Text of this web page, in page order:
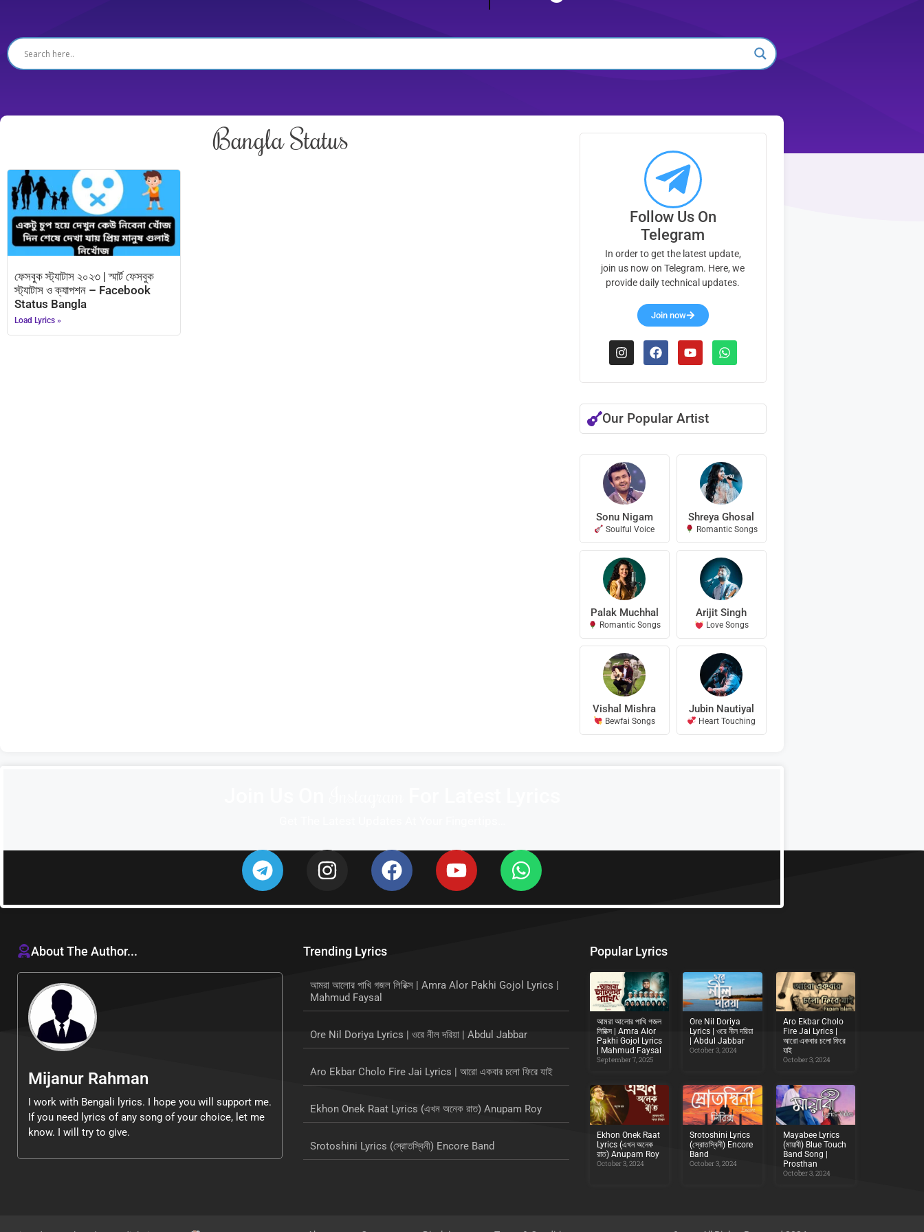
Bangla Status
ফেসবুক স্ট্যাটাস ২০২৩ | স্মার্ট ফেসবুক
স্ট্যাটাস ও ক্যাপশন – Facebook
Status Bangla
Load Lyrics »
Follow Us On
Telegram
In order to get the latest update,
join us now on Telegram. Here, we
provide daily technical updates.
Join now
Our Popular Artist
Sonu Nigam
Soulful Voice
Shreya Ghosal
Romantic Songs
Palak Muchhal
Romantic Songs
Arijit Singh
Love Songs
Vishal Mishra
Bewfai Songs
Jubin Nautiyal
Heart Touching
About The Author...
Mijanur Rahman
I work with Bengali lyrics. I hope you will support me.
If you need lyrics of any song of your choice, let me
know. I will try to give.
Trending Lyrics
আমরা আলোর পাখি গজল লিরিক্স | Amra Alor Pakhi Gojol Lyrics |
Mahmud Faysal
Ore Nil Doriya Lyrics | ওরে নীল দরিয়া | Abdul Jabbar
Aro Ekbar Cholo Fire Jai Lyrics | আরো একবার চলো ফিরে যাই
Ekhon Onek Raat Lyrics (এখন অনেক রাত) Anupam Roy
Srotoshini Lyrics (স্রোতস্বিনী) Encore Band
Popular Lyrics
আমরা আলোর পাখি গজল
লিরিক্স | Amra Alor
Pakhi Gojol Lyrics
| Mahmud Faysal
September 7, 2025
Ore Nil Doriya
Lyrics | ওরে নীল দরিয়া
| Abdul Jabbar
October 3, 2024
Aro Ekbar Cholo
Fire Jai Lyrics |
আরো একবার চলো ফিরে
যাই
October 3, 2024
Ekhon Onek Raat
Lyrics (এখন অনেক
রাত) Anupam Roy
October 3, 2024
Srotoshini Lyrics
(স্রোতস্বিনী) Encore
Band
October 3, 2024
Mayabee Lyrics
(মায়াবী) Blue Touch
Band Song |
Prosthan
October 3, 2024